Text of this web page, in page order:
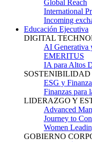
Global Reach
International
Incoming
Educación Ejecutiva
DIGITAL
AI Generativa
EMERITUS
IA para Altos
SOSTENIBILIDAD
ESG y
Finanzas para
LIDERAZGO Y
Advanced
Journey to
Women
GOBIERNO